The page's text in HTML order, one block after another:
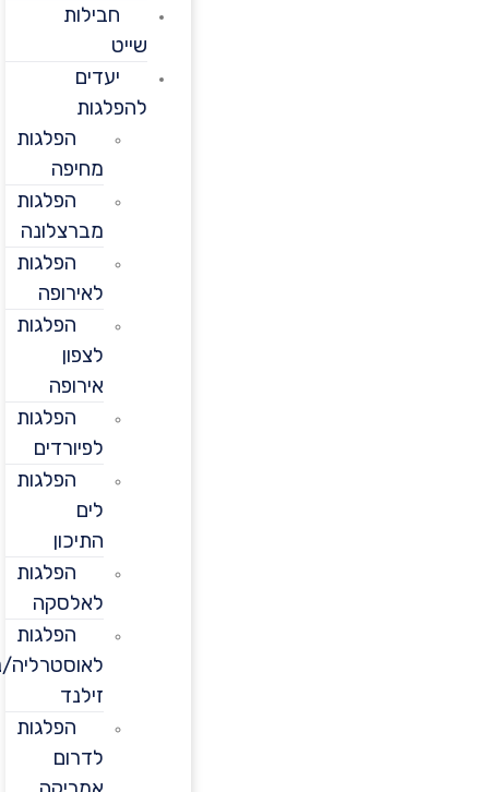
חבילות
יעדים
להפלגות
הפלגות
מחיפה
הפלגות
מברצלונה
הפלגות
לאירופה
הפלגות
אירופה
הפלגות
לפיורדים
הפלגות
התיכון
הפלגות
לאלסקה
הפלגות
לאוסטרליה/ניו
הפלגות
לדרום